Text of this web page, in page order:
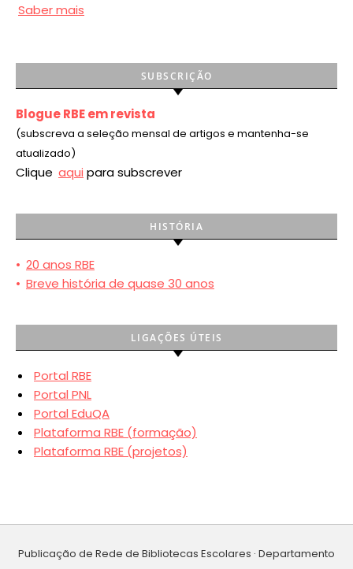
Saber mais
SUBSCRIÇÃO
Blogue RBE em revista
(subscreva a seleção mensal de artigos e mantenha-se
atualizado)
Clique aqui para subscrever
HISTÓRIA
• 20 anos RBE
• Breve história de quase 30 anos
LIGAÇÕES ÚTEIS
Portal RBE
Portal PNL
Portal EduQA
Plataforma RBE (formação)
Plataforma RBE (projetos)
Publicação de Rede de Bibliotecas Escolares · Departamento